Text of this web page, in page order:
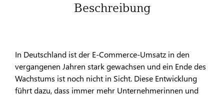
Beschreibung
In Deutschland ist der E-Commerce-Umsatz in den
vergangenen Jahren stark gewachsen und ein Ende des
Wachstums ist noch nicht in Sicht. Diese Entwicklung
führt dazu, dass immer mehr Unternehmerinnen und